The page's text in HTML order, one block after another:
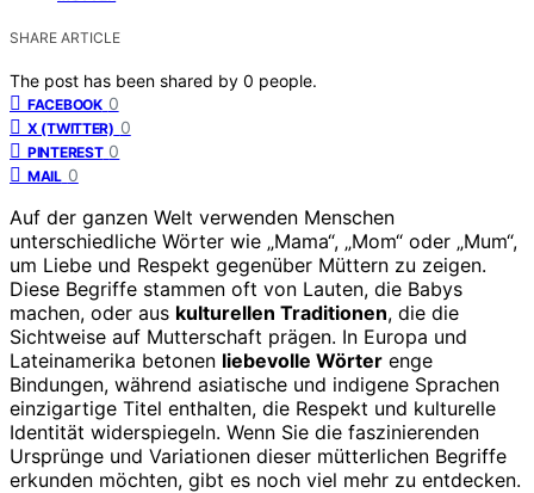
SHARE ARTICLE
The post has been shared by 0 people.
FACEBOOK 0
X (TWITTER) 0
PINTEREST 0
MAIL 0
Auf der ganzen Welt verwenden Menschen
unterschiedliche Wörter wie „Mama“, „Mom“ oder „Mum“,
um Liebe und Respekt gegenüber Müttern zu zeigen.
Diese Begriffe stammen oft von Lauten, die Babys
machen, oder aus kulturellen Traditionen, die die
Sichtweise auf Mutterschaft prägen. In Europa und
Lateinamerika betonen liebevolle Wörter enge
Bindungen, während asiatische und indigene Sprachen
einzigartige Titel enthalten, die Respekt und kulturelle
Identität widerspiegeln. Wenn Sie die faszinierenden
Ursprünge und Variationen dieser mütterlichen Begriffe
erkunden möchten, gibt es noch viel mehr zu entdecken.